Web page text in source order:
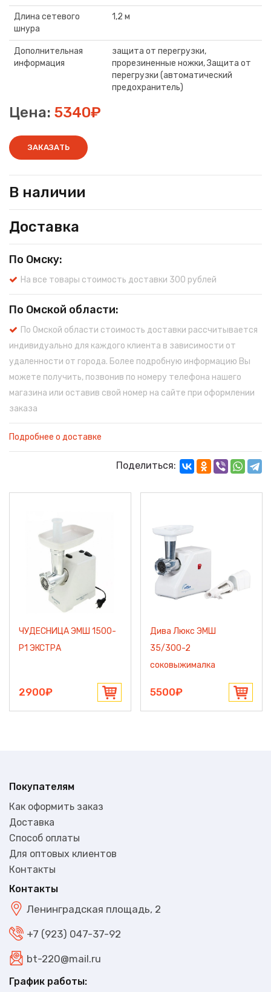
Длина сетевого
шнура
1,2 м
Дополнительная
информация
защита от перегрузки,
прорезиненные ножки, Защита от
перегрузки (автоматический
предохранитель)
Цена: 5340₽
ЗАКАЗАТЬ
В наличии
Доставка
По Омску:
На все товары стоимость доставки 300 рублей
По Омской области:
По Омской области стоимость доставки рассчитывается
индивидуально для каждого клиента в зависимости от
удаленности от города. Более подробную информацию Вы
можете получить, позвонив по номеру телефона нашего
магазина или оставив свой номер на сайте при оформлении
заказа
Подробнее о доставке
Поделиться:
ЧУДЕСНИЦА ЭМШ 1500-
Р1 ЭКСТРА
2900₽
Дива Люкс ЭМШ
35/300-2
соковыжималка
5500₽
Покупателям
Как оформить заказ
Доставка
Способ оплаты
Для оптовых клиентов
Контакты
Контакты
Ленинградская площадь, 2
+7 (923) 047-37-92
bt-220@mail.ru
График работы: